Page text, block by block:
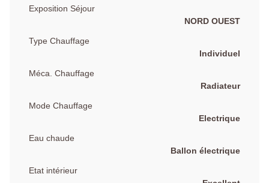
Exposition Séjour
NORD OUEST
Type Chauffage
Individuel
Méca. Chauffage
Radiateur
Mode Chauffage
Electrique
Eau chaude
Ballon électrique
Etat intérieur